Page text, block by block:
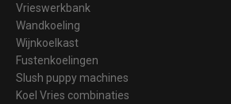
Vrieswerkbank
Wandkoeling
Wijnkoelkast
Fustenkoelingen
Slush puppy machines
Koel Vries combinaties